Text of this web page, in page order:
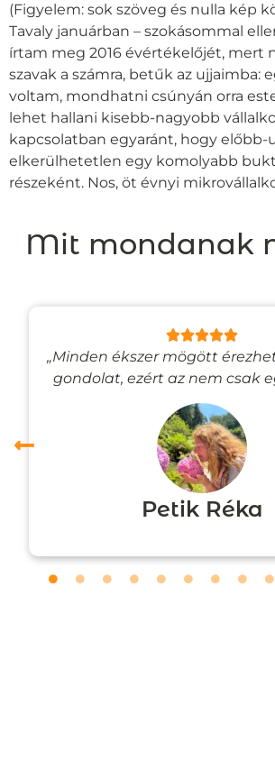
(Figyelem: sok szöveg és nulla kép
Tavaly januárban – szokásommal
írtam meg 2016 évértékelőjét, mert
szavak a számra, betűk az ujjaimba:
voltam, mondhatni csúnyán orra
lehet hallani kisebb-nagyobb
kapcsolatban egyaránt, hogy előbb-
elkerülhetetlen egy komolyabb
részeként. Nos, öt évnyi
Mit mondanak
„Minden ékszer mögött
gondolat, ezért az nem csak
Petik Réka